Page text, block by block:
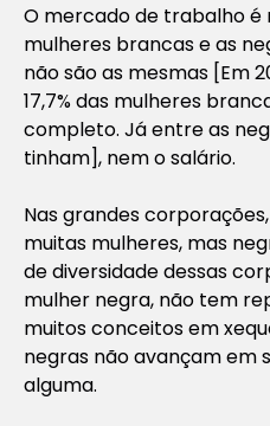
O mercado de trabalho
mulheres brancas e as
não são as mesmas [Em
17,7% das mulheres
completo. Já entre as
tinham], nem o salário.
Nas grandes
muitas mulheres, mas
de diversidade dessas
mulher negra, não tem
muitos conceitos em
negras não avançam em
alguma.